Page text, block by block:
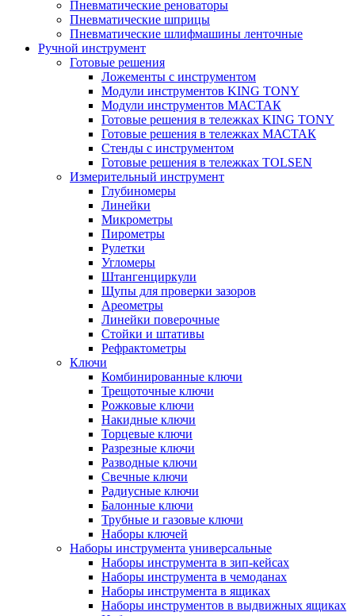
Пневматические реноваторы
Пневматические шприцы
Пневматические шлифмашины ленточные
Ручной инструмент
Готовые решения
Ложементы с инструментом
Модули инструментов KING TONY
Модули инструментов МАСТАК
Готовые решения в тележках KING TONY
Готовые решения в тележках МАСТАК
Стенды с инструментом
Готовые решения в тележках TOLSEN
Измерительный инструмент
Глубиномеры
Линейки
Микрометры
Пирометры
Рулетки
Угломеры
Штангенциркули
Щупы для проверки зазоров
Ареометры
Линейки поверочные
Стойки и штативы
Рефрактометры
Ключи
Комбинированные ключи
Трещоточные ключи
Рожковые ключи
Накидные ключи
Торцевые ключи
Разрезные ключи
Разводные ключи
Свечные ключи
Радиусные ключи
Балонные ключи
Трубные и газовые ключи
Наборы ключей
Наборы инструмента универсальные
Наборы инструмента в зип-кейсах
Наборы инструмента в чемоданах
Наборы инструмента в ящиках
Наборы инструментов в выдвижных ящиках